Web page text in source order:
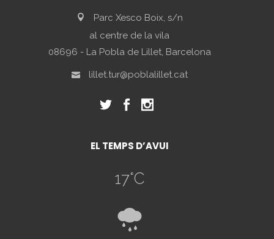
Parc Xesco Boix, s/n
al centre de la vila
08696 - La Pobla de Lillet, Barcelona
lillet.tur@poblalillet.cat
EL TEMPS D’AVUI
17°C
8